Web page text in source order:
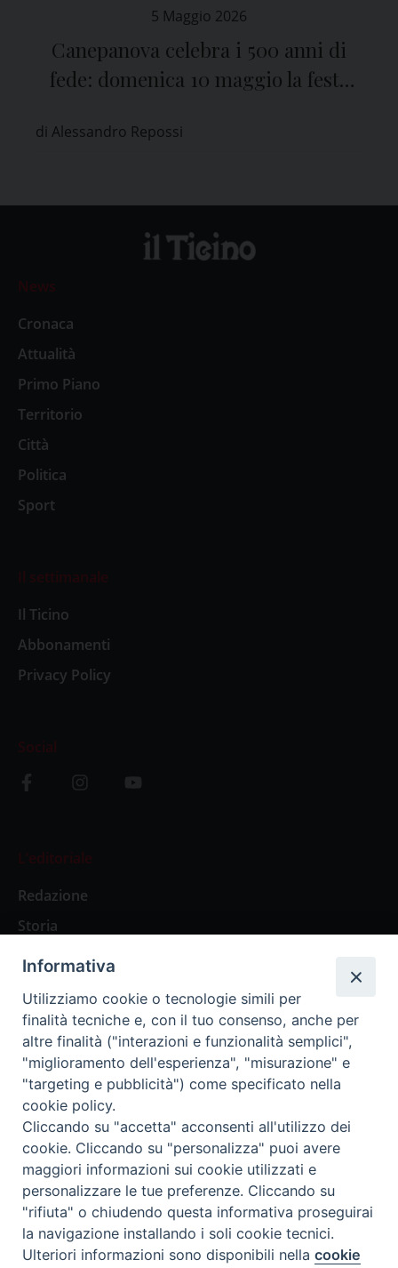
5 Maggio 2026
Canepanova celebra i 500 anni di
fede: domenica 10 maggio la festa
di Alessandro Repossi
News
Cronaca
Attualità
Primo Piano
Territorio
Città
Politica
Sport
Il settimanale
Il Ticino
Abbonamenti
Privacy Policy
Social
L’editoriale
Redazione
Storia
Abbonamenti
Abbonamento Annuale Digitale
Abbonamento Annuale Cartaceo
Abbonamento Singola Copia Digitale
Redazione: Pavia, Piazza Duomo 11 - tel. 0382.24736 -
amministrazione@ilticino.it - repossi@ilticino.it - P.
IVA: 00213430184
Preferenze Cookie
Informativa
Utilizziamo cookie o tecnologie simili per
finalità tecniche e, con il tuo consenso, anche per
altre finalità ("interazioni e funzionalità semplici",
"miglioramento dell'esperienza", "misurazione" e
"targeting e pubblicità") come specificato nella
cookie policy.
Cliccando su "accetta" acconsenti all'utilizzo dei
cookie. Cliccando su "personalizza" puoi avere
maggiori informazioni sui cookie utilizzati e
personalizzare le tue preferenze. Cliccando su
"rifiuta" o chiudendo questa informativa proseguirai
la navigazione installando i soli cookie tecnici.
Ulteriori informazioni sono disponibili nellacookie